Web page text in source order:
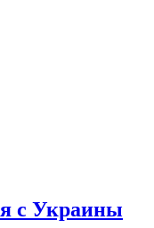
с Украины